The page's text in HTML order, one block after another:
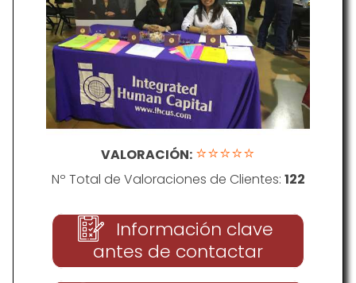
VALORACIÓN: ⭐⭐⭐⭐⭐
Nº Total de Valoraciones de Clientes: 122
Información clave
antes de contactar